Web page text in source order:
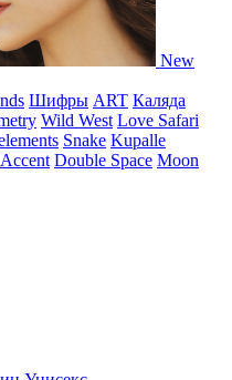
New
Шифры ART Каляда
Wild West Love Safari
Snake Kupalle
Accent Double Space Moon